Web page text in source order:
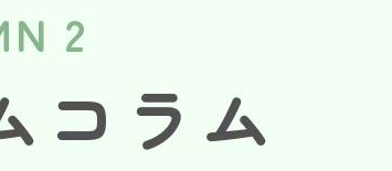
2
コラム